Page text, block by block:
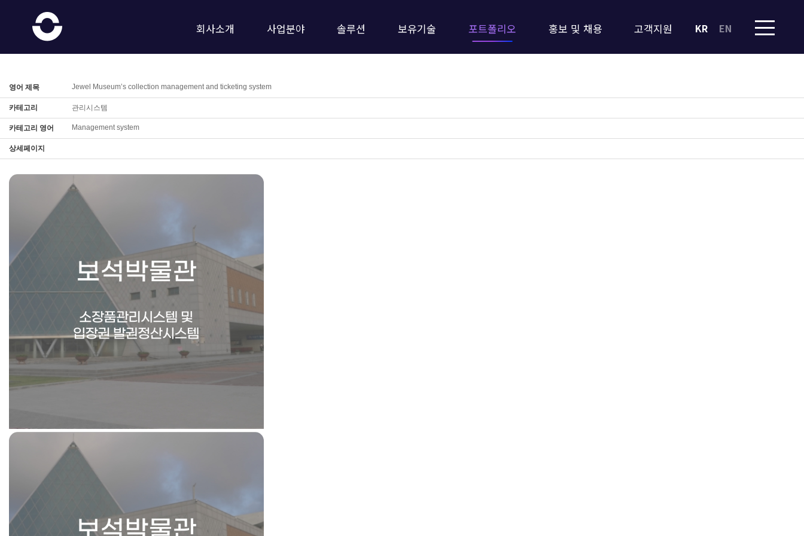
회사소개 사업분야 솔루션 보유기술 포트폴리오 홍보 및 채용 고객지원 KR EN
영어 제목 Jewel Museum’s collection management and ticketing system
카테고리 관리시스템
카테고리 영어 Management system
상세페이지